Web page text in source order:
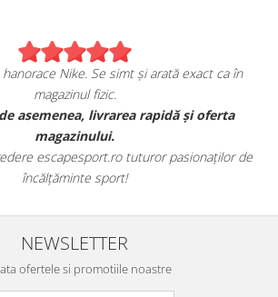
Nike. Se simt și arată exact ca în
magazinul fizic.
asemenea, livrarea rapidă și oferta
magazinului.
escapesport.ro tuturor pasionaților de
încălțăminte sport!
NEWSLETTER
ofertele si promotiile noastre